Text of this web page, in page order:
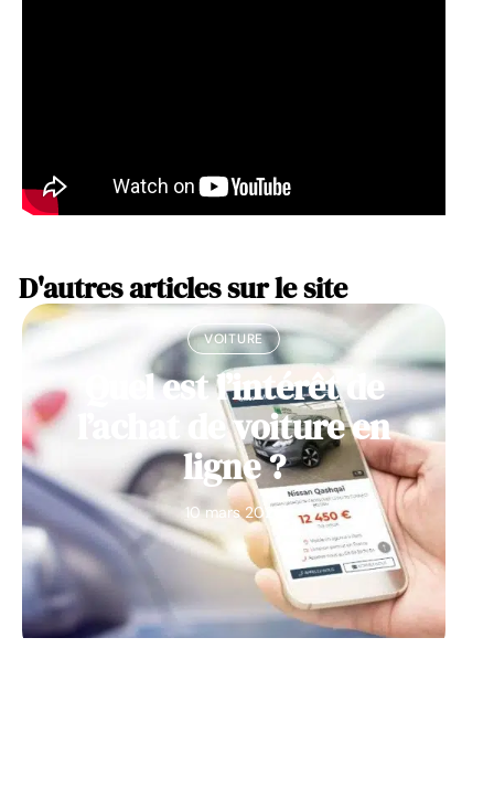
D'autres articles sur le site
VOITURE
Quel est l’intérêt de
l’achat de voiture en
ligne ?
10 mars 2026